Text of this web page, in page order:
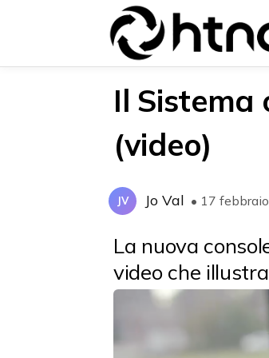
{{POSTS[0].LABEL}}
{{POSTS[0].LABEL}}
Il Sistema
(video)
JV Jo Val • 17
La nuova
video che